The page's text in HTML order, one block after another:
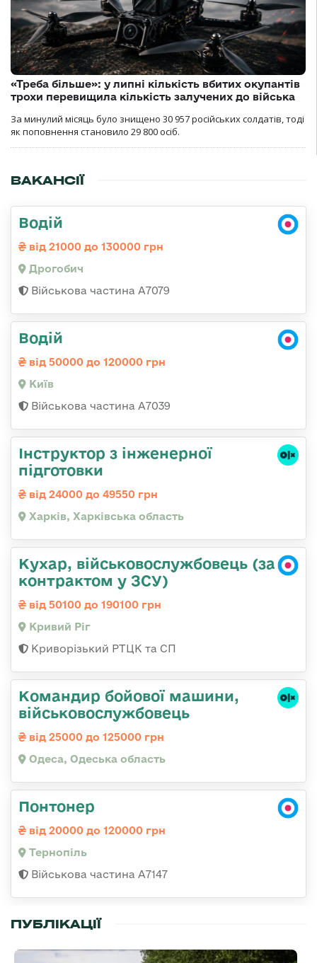
«Треба більше»: у липні кількість вбитих окупантів
трохи перевищила кількість залучених до війська
За минулий місяць було знищено 30 957 російських солдатів, тоді
як поповнення становило 29 800 осіб.
ВАКАНСІЇ
Водій
від 21000 до 130000 грн
Дрогобич
Військова частина А7079
Водій
від 50000 до 120000 грн
Київ
Військова частина А7039
Інструктор з інженерної
підготовки
від 24000 до 49550 грн
Харків, Харківська область
Кухар, військовослужбовець (за
контрактом у ЗСУ)
від 50100 до 190100 грн
Кривий Ріг
Криворізький РТЦК та СП
Командиp бойової машини,
військовослужбовець
від 25000 до 125000 грн
Одеса, Одеська область
Понтонер
від 20000 до 120000 грн
Тернопіль
Військова частина А7147
ПУБЛІКАЦІЇ